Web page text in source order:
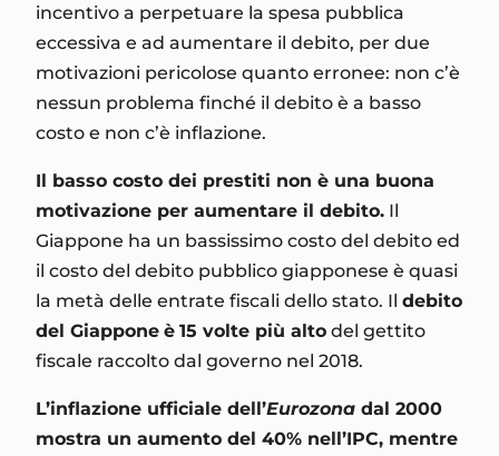
incentivo a perpetuare la spesa pubblica
eccessiva e ad aumentare il debito, per due
motivazioni pericolose quanto erronee: non c’è
nessun problema finché il debito è a basso
costo e non c’è inflazione.
Il basso costo dei prestiti non è una buona
motivazione per aumentare il debito. Il
Giappone ha un bassissimo costo del debito ed
il costo del debito pubblico giapponese è quasi
la metà delle entrate fiscali dello stato. Il debito
del Giappone è 15 volte più alto del gettito
fiscale raccolto dal governo nel 2018.
L’inflazione ufficiale dell’Eurozona dal 2000
mostra un aumento del 40% nell’IPC, mentre